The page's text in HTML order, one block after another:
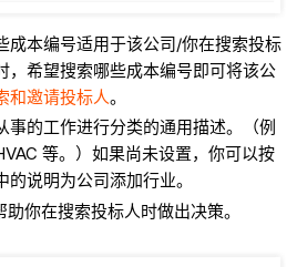
成本编号适用于该公司/你在搜索投标
，希望搜索哪些成本编号即可将该公
和邀请投标人。
事的工作进行分类的通用描述。（例
等。）如果尚未设置，你可以按
的说明为公司添加行业。
你在搜索投标人时做出决策。